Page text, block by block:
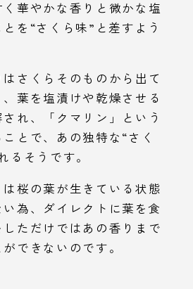
華やかな香りと微かな塩
を“さくら味”と差すよう
さくらそのものから出て
葉を塩漬けや乾燥させる
れ、「クマリン」という
とで、あの独特な“さく
るそうです。
桜の葉が生きている状態
為、ダイレクトに葉を食
ただけではあの香りまで
できないのです。